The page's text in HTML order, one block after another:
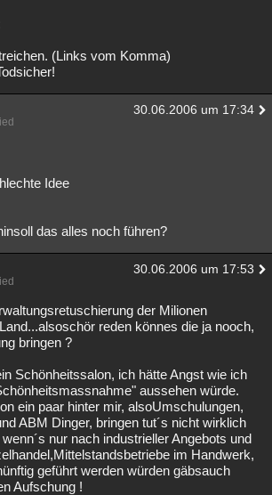
(Links vom Komma)
30.06.2006 um 17:34
Idee
das alles noch führen?
30.06.2006 um 17:53
der Milionen
reden könnes die ja nooch,
bringen ?
Schönheitssalon, ich hätte Angst wie ich
aussehen würde.
ein paar hinter mir, alsoUmschulungen,
ABM Dinger, bringen tut´s nicht wirklich
nur nach industrieller Angebots und
im Handwerk,
geführt werden würden gäbsauch
Aufschung !